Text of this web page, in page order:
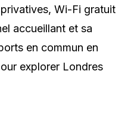
Wi-Fi gratuit
accueillant et sa
en commun en
explorer Londres